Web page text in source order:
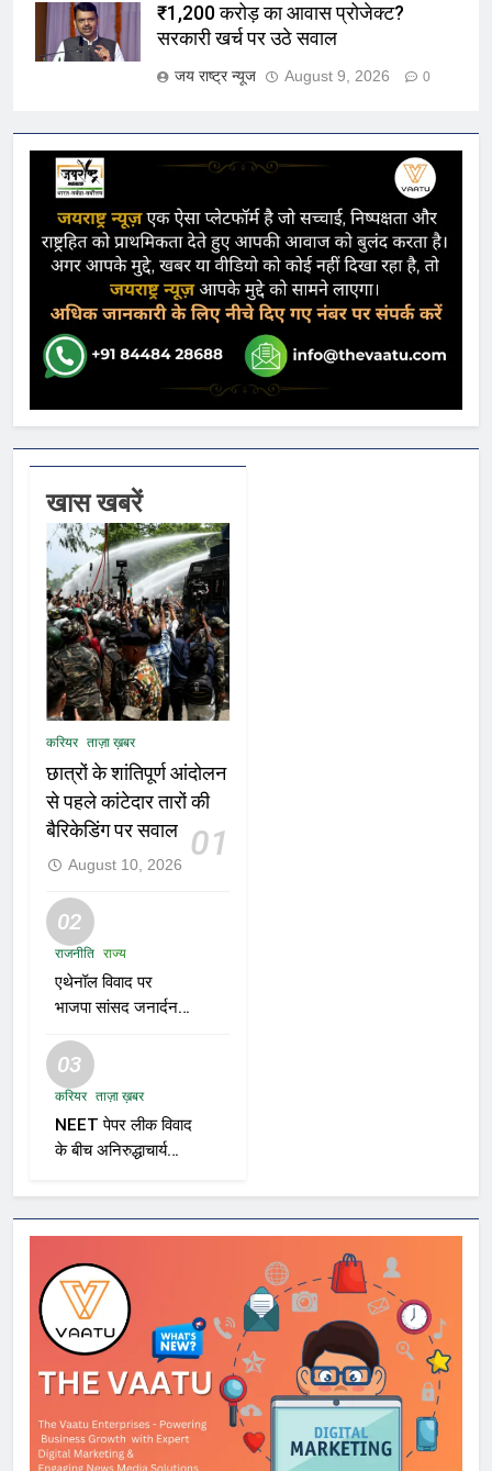
₹1,200 करोड़ का आवास प्रोजेक्ट?
सरकारी खर्च पर उठे सवाल
जय राष्ट्र न्यूज August 9, 2026 0
खास खबरें
करियर ताज़ा ख़बर
छात्रों के शांतिपूर्ण आंदोलन
से पहले कांटेदार तारों की
बैरिकेडिंग पर सवाल
01
August 10, 2026
02
राजनीति राज्य
एथेनॉल विवाद पर
भाजपा सांसद जनार्दन
पेट्रोल तुम्हारे बाप के घर
से आएगा?”
03
करियर ताज़ा ख़बर
NEET पेपर लीक विवाद
के बीच अनिरुद्धाचार्य
सरकार पर साधा
निशाना